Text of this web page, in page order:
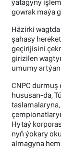
ýatagyny
gowrak maýa
Häzirki
şahasy
geçirijisini
girizilen
umumy
CNPC
hususan-da,
Hytaý
nyň ýokary
almagyna